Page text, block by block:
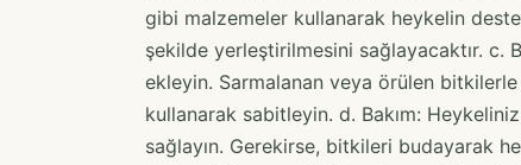
gibi malzemeler kullanarak heykelin
şekilde yerleştirilmesini sağlayacaktır.
ekleyin. Sarmalanan veya örülen
kullanarak sabitleyin. d. Bakım:
sağlayın. Gerekirse, bitkileri budayarak